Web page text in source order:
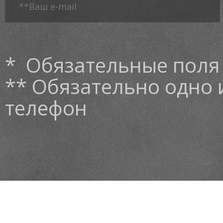
* Обязательные
** Обязательно одно
телефон